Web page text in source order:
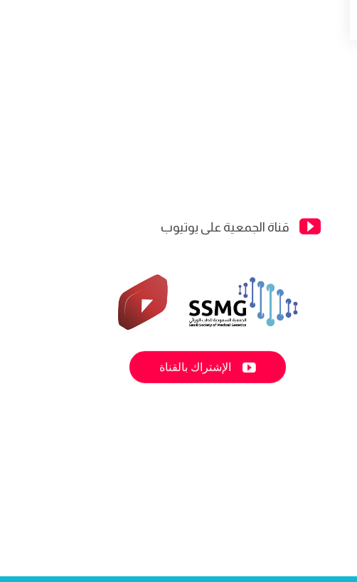
 قناة الجمعية على يوتيوب
 الإشتراك بالقناة